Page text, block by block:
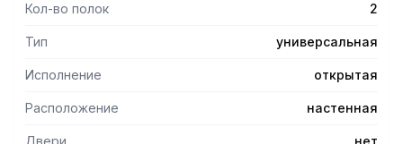
Кол-во полок 2
Тип универсальная
Исполнение открытая
Расположение настенная
Двери нет